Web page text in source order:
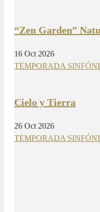
“Zen Garden”
16 Oct 2026
TEMPORADA
Cielo y Tierra
26 Oct 2026
TEMPORADA